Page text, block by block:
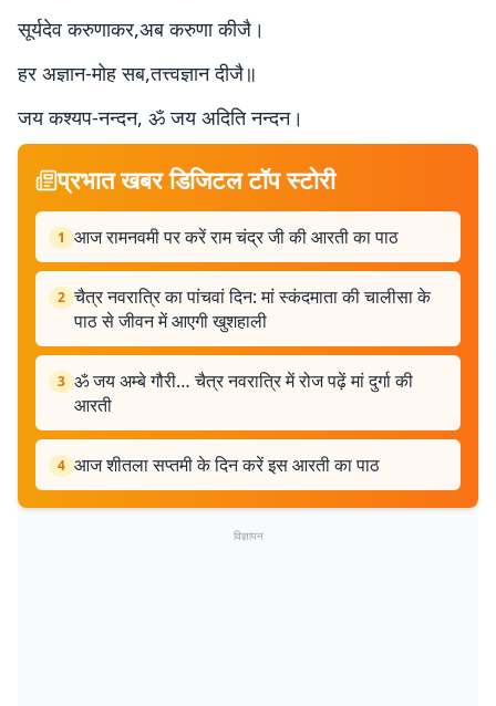
सूर्यदेव करुणाकर,अब करुणा कीजै।
हर अज्ञान-मोह सब,तत्त्वज्ञान दीजै॥
जय कश्यप-नन्दन, ॐ जय अदिति नन्दन।
प्रभात खबर डिजिटल टॉप स्टोरी
1 आज रामनवमी पर करें राम चंद्र जी की आरती का पाठ
2 चैत्र नवरात्रि का पांचवां दिन: मां स्कंदमाता की चालीसा के
पाठ से जीवन में आएगी खुशहाली
3 ॐ जय अम्बे गौरी… चैत्र नवरात्रि में रोज पढ़ें मां दुर्गा की
आरती
4 आज शीतला सप्तमी के दिन करें इस आरती का पाठ
विज्ञापन